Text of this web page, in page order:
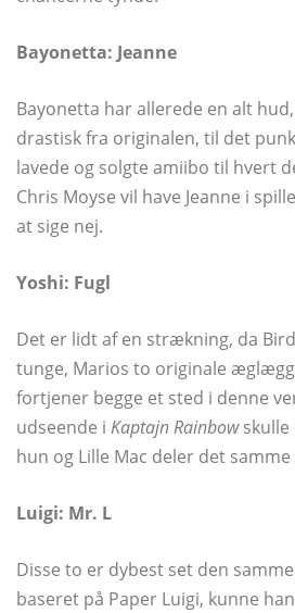
Bayonetta: Jeanne
Bayonetta har allerede en alt
drastisk fra originalen, til det
lavede og solgte amiibo til hvert
Chris Moyse vil have Jeanne i
at sige nej.
Yoshi: Fugl
Det er lidt af en strækning, da
tunge, Marios to originale
fortjener begge et sted i denne
udseende i Kaptajn Rainbowskulle
hun og Lille Mac deler det
Luigi: Mr. L
Disse to er dybest set den
baseret på Paper Luigi, kunne